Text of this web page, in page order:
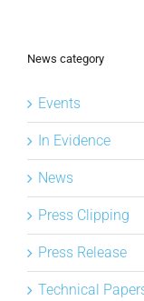
News category
Events
In Evidence
News
Press Clipping
Press Release
Technical